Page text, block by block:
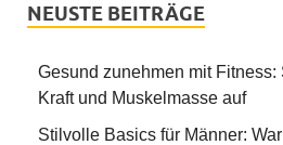
NEUSTE BEITRÄGE
Gesund zunehmen mit Fitness:
Kraft und Muskelmasse auf
Stilvolle Basics für Männer: